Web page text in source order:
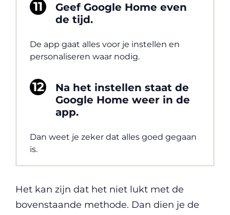
Geef Google Home even
de tijd.
De app gaat alles voor je instellen en
personaliseren waar nodig.
Na het instellen staat de
Google Home weer in de
app.
Dan weet je zeker dat alles goed gegaan
is.
Het kan zijn dat het niet lukt met de
bovenstaande methode. Dan dien je de